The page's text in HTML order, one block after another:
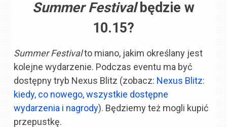
Summer Festivalbędzie w
10.15?
Summer Festivalto miano, jakim określany jest
kolejne wydarzenie. Podczas eventu ma być
dostępny tryb Nexus Blitz (zobacz: Nexus Blitz:
kiedy, co nowego, wszystkie dostępne
wydarzenia i nagrody). Będziemy też mogli kupić
przepustkę.